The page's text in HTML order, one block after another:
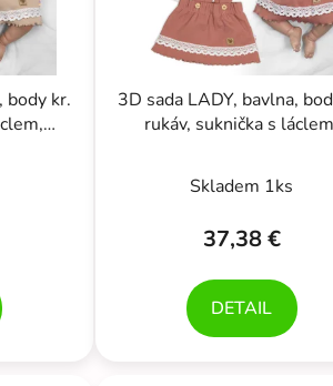
u
body kr.
3D sada LADY, bavlna,
rukáv, suknička s
Skladem 1ks
37,38 €
DETAIL